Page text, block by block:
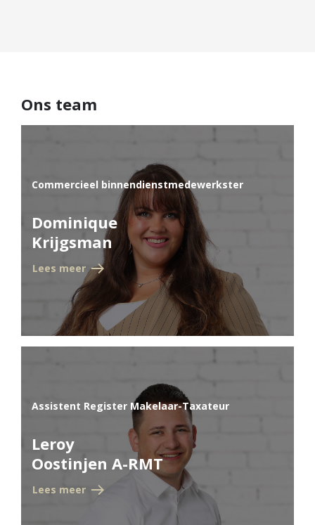
Projectontwikkelaars
Particulieren
Hypotheekadvies
Hypotheek oversluiten
Hypotheek verhogen
Starterslening
Financiële check
Duurzame hypotheek
Reviews
Leer ons kennen
Ons Team
Vacatures
FAQ
Ons team
Commercieel binnendienstmedewerkster
Dominique
Krijgsman
Lees meer
Assistent Register Makelaar-Taxateur
Leroy
Oostinjen A-RMT
Lees meer